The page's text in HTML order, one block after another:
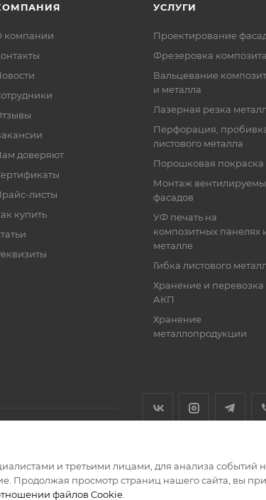
компании
доверяют
листы
купить
УСЛУГИ
Проектирование
Фрезеровка композита
Вальцевание
и металла
Лазерная резка
Перфорация,
листового металла
Порошковая покраска
Монтаж
фасадов
УФ печать на
композитных панелях
металле
Гибка листового
Хранение и перевозка
АКП
Хранение
металлопродукции
магазин кровельных и фасадных материалов
и третьими лицами, для анализа событий
Продолжая просмотр страниц нашего сайта, вы
файлов Cookie